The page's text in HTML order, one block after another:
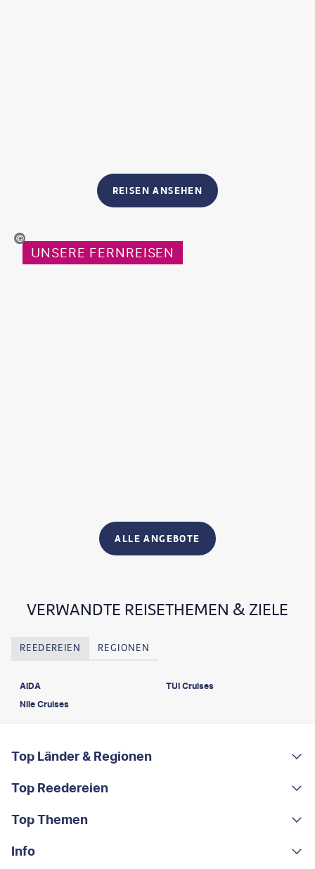
REISEN ANSEHEN
- stock.adobe.com
UNSERE FERNREISEN
ALLE ANGEBOTE
VERWANDTE REISETHEMEN & ZIELE
REEDEREIEN REGIONEN
AIDA
Nile Cruises
TUI Cruises
Footer navigation
Top Länder & Regionen
Portugal
Albanien
Griechenland
Top Reedereien
AIDA
MSC Cruises
Top Themen
Rundreisen
Info